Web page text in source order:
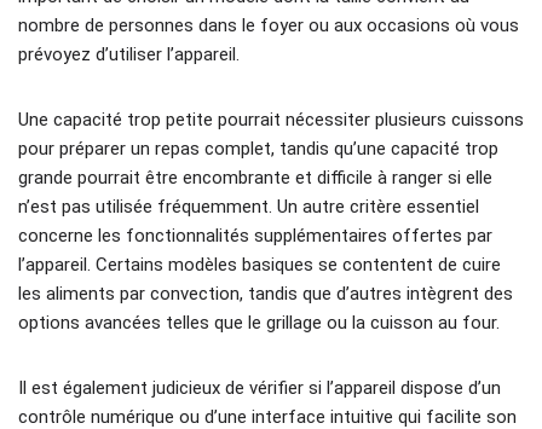
nombre de personnes dans le foyer ou aux occasions où vous
prévoyez d’utiliser l’appareil.
Une capacité trop petite pourrait nécessiter plusieurs cuissons
pour préparer un repas complet, tandis qu’une capacité trop
grande pourrait être encombrante et difficile à ranger si elle
n’est pas utilisée fréquemment. Un autre critère essentiel
concerne les fonctionnalités supplémentaires offertes par
l’appareil. Certains modèles basiques se contentent de cuire
les aliments par convection, tandis que d’autres intègrent des
options avancées telles que le grillage ou la cuisson au four.
Il est également judicieux de vérifier si l’appareil dispose d’un
contrôle numérique ou d’une interface intuitive qui facilite son